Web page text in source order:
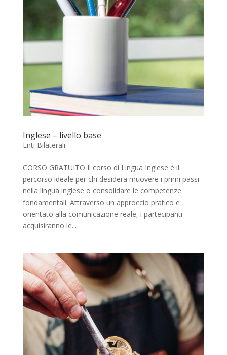
Inglese – livello base
Enti Bilaterali
CORSO GRATUITO Il corso di Lingua Inglese è il
percorso ideale per chi desidera muovere i primi passi
nella lingua inglese o consolidare le competenze
fondamentali. Attraverso un approccio pratico e
orientato alla comunicazione reale, i partecipanti
acquisiranno le...